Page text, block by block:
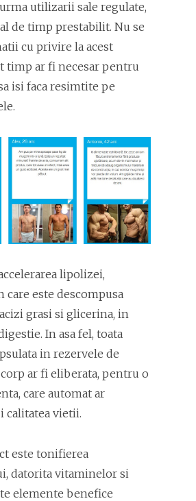
utilizarii sale regulate,
de timp prestabilit. Nu se
cu privire la acest
timp ar fi necesar pentru
isi faca resimtite pe
lipolizei,
care este descompusa
grasi si glicerina, in
In asa fel, toata
in rezervele de
ar fi eliberata, pentru o
care automat ar
calitatea vietii.
este tonifierea
datorita vitaminelor si
elemente benefice